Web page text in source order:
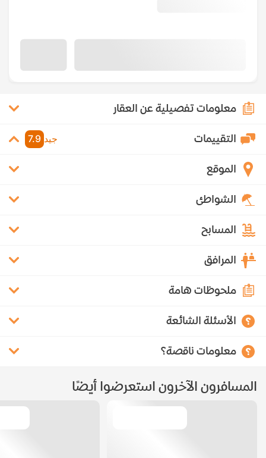
معلومات تفصيلية عن العقار
التقييمات جيد 7.9
الموقع
الشواطئ
المسابح
المرافق
ملحوظات هامة
الأسئلة الشائعة
معلومات ناقصة؟
المسافرون الآخرون استعرضوا أيضًا